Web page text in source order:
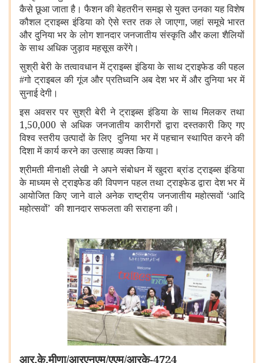
कैसे छूआ जाता है। फैशन की बेह‍तरीन समझ से युक्‍त उनका यह विशेष
कौशल ट्राइब्स इंडिया को ऐसे स्तर तक ले जाएगा,जहां समूचे भारत
और दुनिया भर के लोग शानदार जनजातीय संस्कृति और कला शैलियों
के साथ अधिक जुड़ाव महसूस करेंगे।
सुश्री बेरी के तत्‍वावधान में ट्राइब्स इंडिया के सा‍थ ट्राइफेड की पहल
#गो ट्राइबल की गूंज और प्रतिध्‍वनि अब देश भर में और दुनिया भर में
सुनाई देगी।
इस अवसर पर सुश्री बेरी ने ट्राइब्स इंडिया के साथ मिलकर तथा
1,50,000 से अधिक जनजातीय कारीगरों द्वारा दस्तकारी किए गए
विश्व स्तरीय उत्पादों के लिए दुनिया भर में पहचान स्थापित करने की
दिशा में कार्य करने का उत्साह व्यक्त किया।
श्रीमती मीनाक्षी लेखी ने अपने संबोधन में खुदरा ब्रांड ट्राइब्स इंडिया
के माध्यम से ट्राइफेड की विपणन पहल तथा ट्राइफेड द्वारा देश भर में
आयोजित किए जाने वाले अनेक राष्ट्रीय जनजातीय महोत्‍सवों ‘आदि
महोत्‍सवों’की शानदार सफलता की सराहना की।
आर.के.मीणा/आरएनएम/एएम/आरके-4724